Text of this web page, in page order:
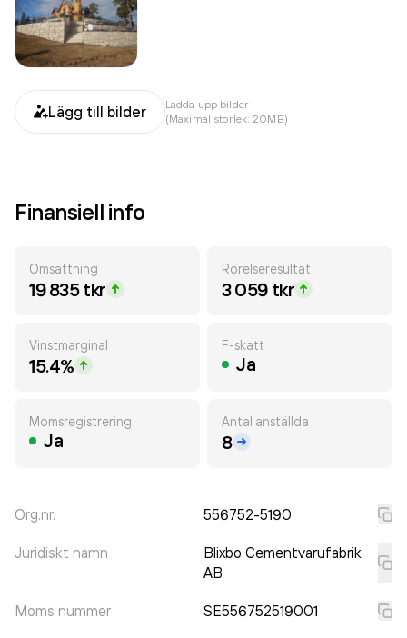
Lägg till bilder
Ladda upp bilder
(Maximal storlek: 20MB)
Finansiell info
Omsättning
19 835 tkr
Rörelseresultat
3 059 tkr
Vinstmarginal
15.4%
F-skatt
Ja
Momsregistrering
Ja
Antal anställda
8
Org.nr. 556752-5190
Juridiskt namn
Blixbo Cementvarufabrik
AB
Moms nummer SE556752519001